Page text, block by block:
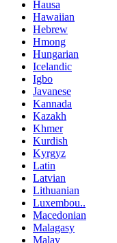
Hausa
Hawaiian
Hebrew
Hmong
Hungarian
Icelandic
Igbo
Javanese
Kannada
Kazakh
Khmer
Kurdish
Kyrgyz
Latin
Latvian
Lithuanian
Luxembou..
Macedonian
Malagasy
Malay